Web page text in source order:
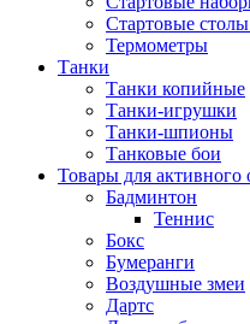
Стартовые
Термометры
Танки
Танки копийные
Танки-игрушки
Танки-шпионы
Танковые бои
Товары для активного
Бадминтон
Теннис
Бокс
Бумеранги
Воздушные змеи
Дартс